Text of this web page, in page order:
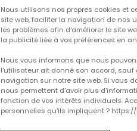
Nous utilisons nos propres cookies et
site web, faciliter la navigation de nos
les problèmes afin d'améliorer le site
la publicité liée à vos préférences en
Nous vous informons que nous
l'utilisateur ait donné son accord,
navigation sur notre site web. Si vous
nous permettent d'avoir plus
fonction de vos intérêts individuels.
personnelles qu'ils impliquent ?